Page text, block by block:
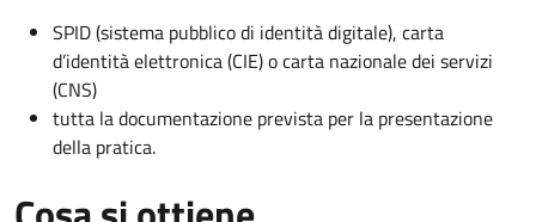
SPID (sistema pubblico di identità digitale), carta
d’identità elettronica (CIE) o carta nazionale dei servizi
(CNS)
tutta la documentazione prevista per la presentazione
della pratica.